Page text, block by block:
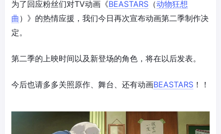
为了回应粉丝们对TV动画《BEASTARS （动物狂想
曲 ）》的热情应援，我们今日再次宣布动画第二季制作决
定。
第二季的上映时间以及新登场的角色，将在以后发表。
今后也请多多关照原作、舞台、还有动画BEASTARS ！！